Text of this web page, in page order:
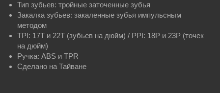
Тип зубьев: тройные заточенные зубья
Закалка зубьев: закаленные зубья импульсным
методом
TPI: 17T и 22T (зубьев на дюйм) / PPI: 18P и 23P (точек
на дюйм)
Ручка: ABS и TPR
Сделано на Тайване